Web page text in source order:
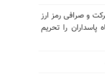
و صرافی رمز ارز
پاسداران را تحریم